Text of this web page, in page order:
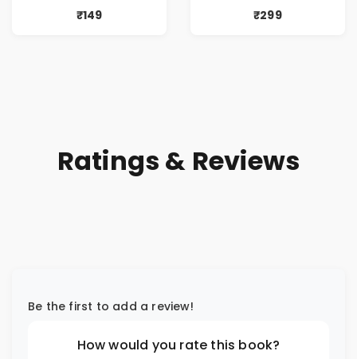
₹149
₹299
Ratings & Reviews
Be the first to add a review!
How would you rate this book?